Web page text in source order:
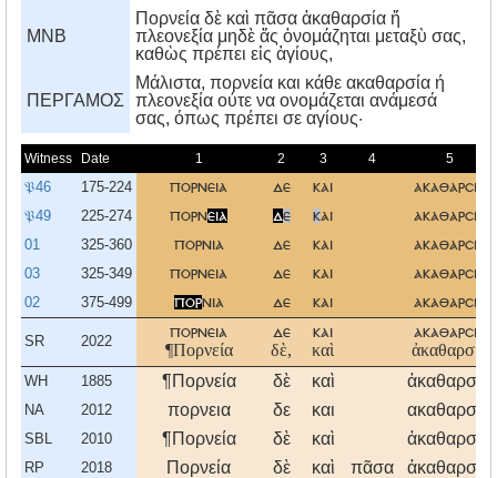
MNB
Πορνεία δὲ καὶ πᾶσα ἀκαθαρσία ἤ
πλεονεξία μηδὲ ἄς ὀνομάζηται μεταξὺ σας,
καθὼς πρέπει εἰς ἁγίους,
ΠΕΡΓΑΜΟΣ
Mάλιστα, πορνεία και κάθε ακαθαρσία ή
πλεονεξία ούτε να ονομάζεται ανάμεσά
σας, όπως πρέπει σε αγίους·
Witness Date 1 2 3 4 5
𝔓46 175-224 πορνεια δε και ακαθαρσια
𝔓49 225-274 πορνεια δε και ακαθαρσια
01 325-360 πορνια δε και ακαθαρσια
03 325-349 πορνεια δε και ακαθαρσια
02 375-499 πορνια δε και ακαθαρσια
SR 2022
πορνεια
¶Πορνεία
δε
δὲ,
και
καὶ
ακαθαρσια
ἀκαθαρσία
WH 1885 ¶Πορνεία δὲ καὶ ἀκαθαρσία
NA 2012 πορνεια δε και ακαθαρσια
SBL 2010 ¶Πορνεία δὲ καὶ ἀκαθαρσία
RP 2018 Πορνεία δὲ καὶ πᾶσα ἀκαθαρσία